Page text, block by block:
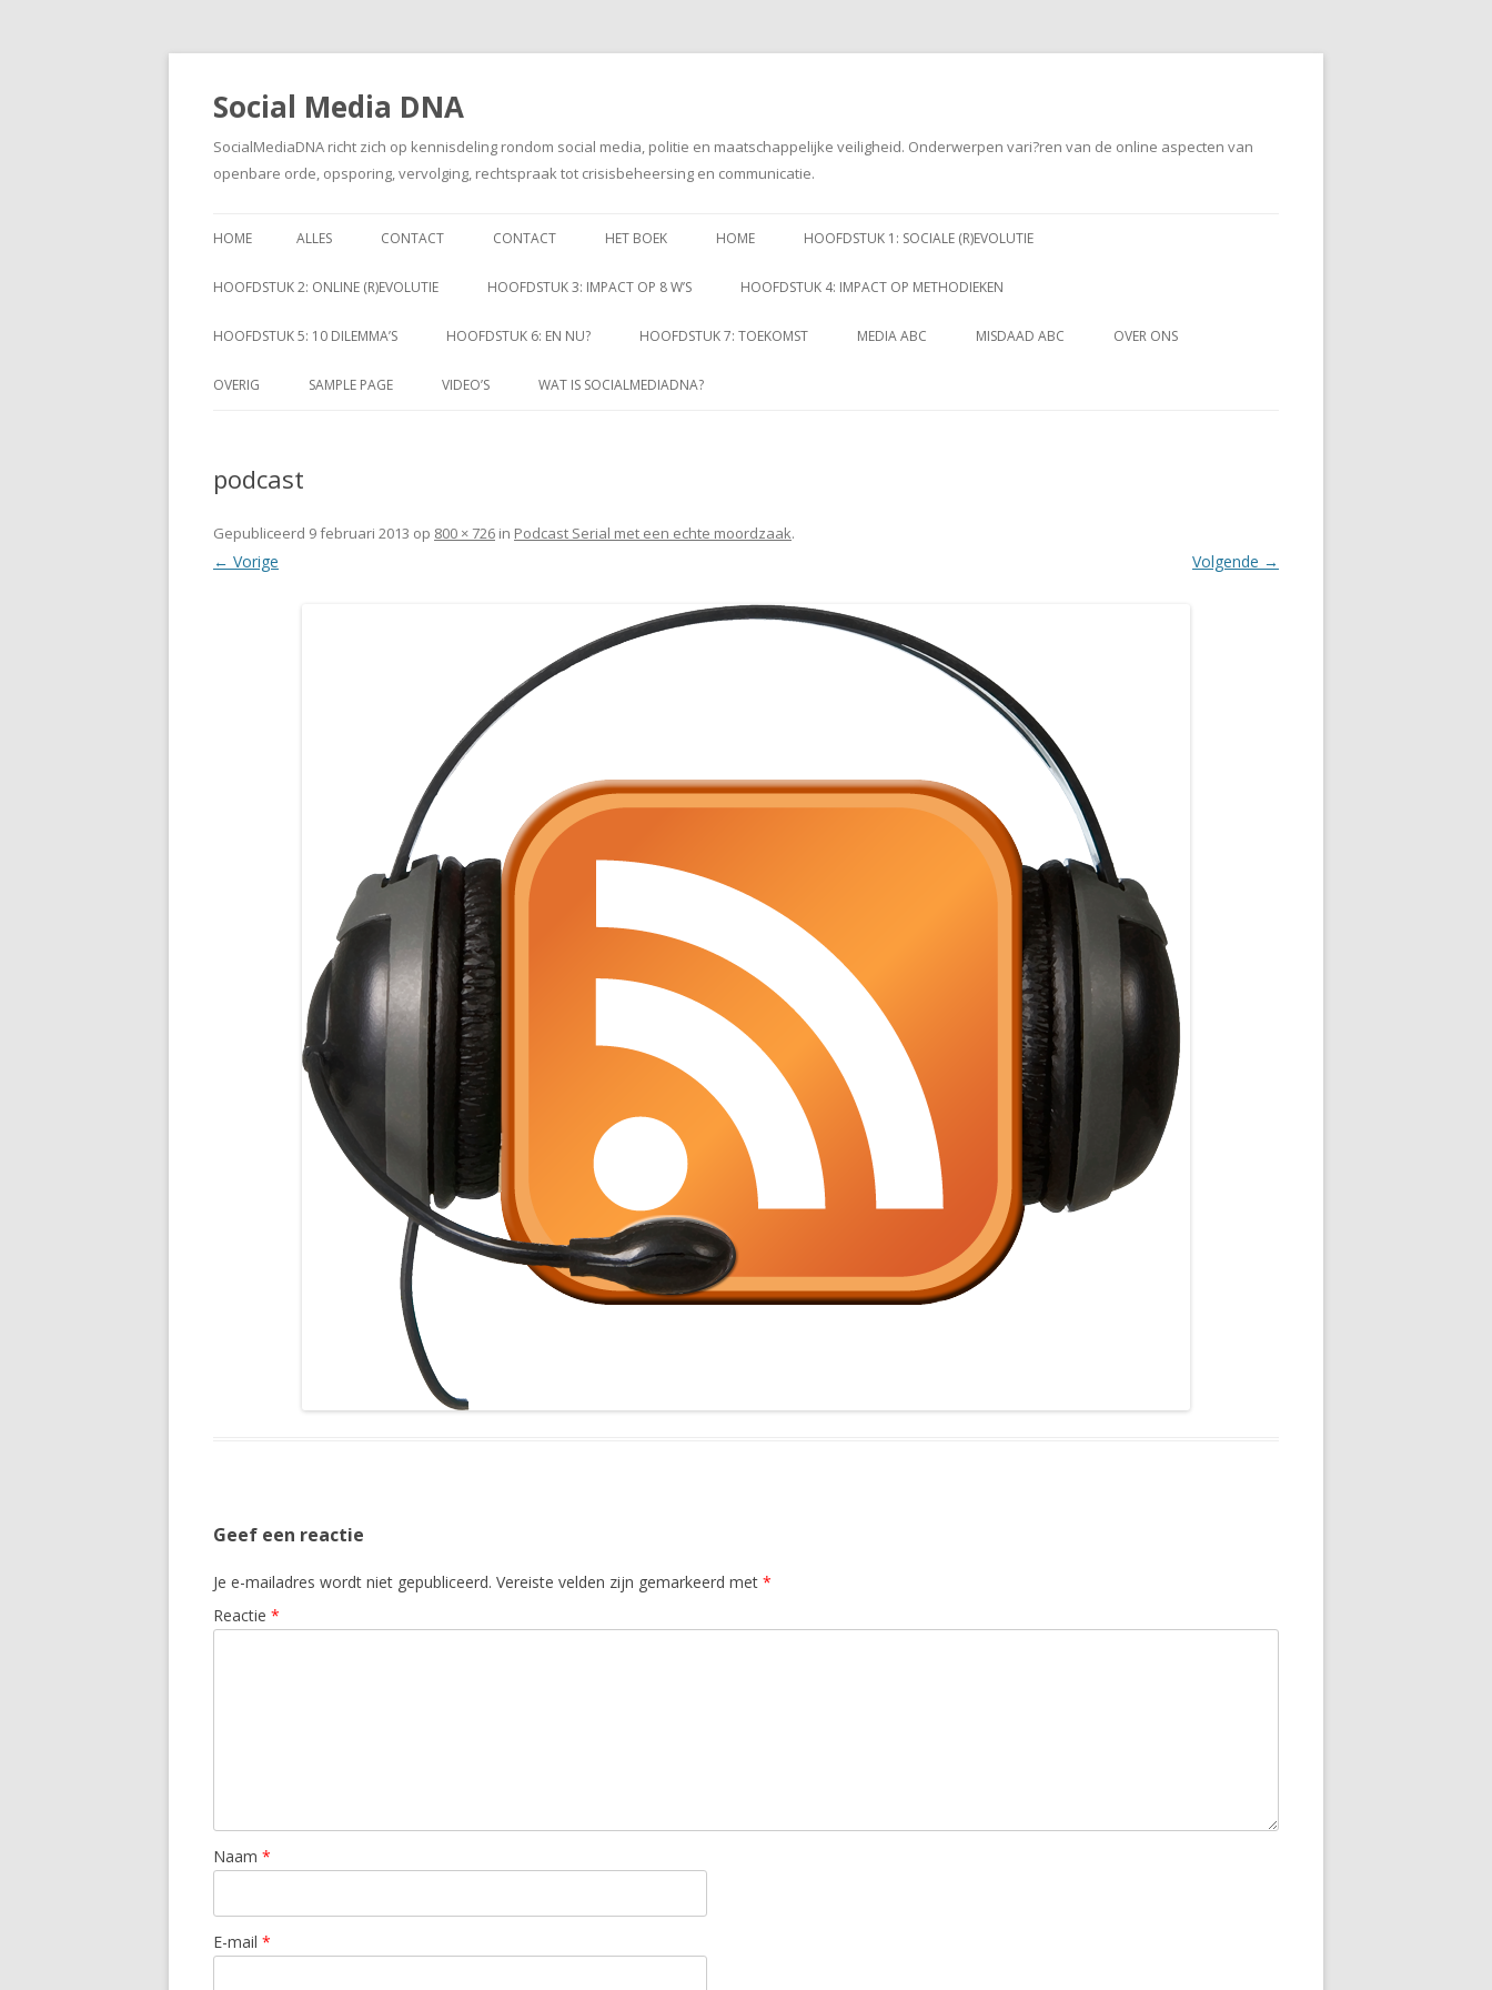
Social Media DNA
SocialMediaDNA richt zich op kennisdeling rondom social media, politie en maatschappelijke veiligheid. Onderwerpen vari?ren van de online aspecten van
openbare orde, opsporing, vervolging, rechtspraak tot crisisbeheersing en communicatie.
naar
HOME ALLES CONTACT CONTACT HET BOEK HOME HOOFDSTUK 1: SOCIALE (R)EVOLUTIE
HOOFDSTUK 2: ONLINE (R)EVOLUTIE HOOFDSTUK 3: IMPACT OP 8 W’S HOOFDSTUK 4: IMPACT OP METHODIEKEN
HOOFDSTUK 5: 10 DILEMMA’S HOOFDSTUK 6: EN NU? HOOFDSTUK 7: TOEKOMST MEDIA ABC MISDAAD ABC OVER ONS
OVERIG SAMPLE PAGE VIDEO’S WAT IS SOCIALMEDIADNA?
podcast
Gepubliceerd 9 februari 2013 op 800 × 726 in Podcast Serial met een echte moordzaak.
← Vorige Volgende →
Geef een reactie
Je e-mailadres wordt niet gepubliceerd. Vereiste velden zijn gemarkeerd met *
Reactie *
Naam *
E-mail *